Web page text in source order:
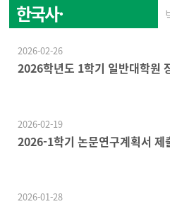
한국사·
2026-02-26
2026학년도 1학기 일반대학원
2026-02-19
2026-1학기 논문연구계획서 제
2026-01-28